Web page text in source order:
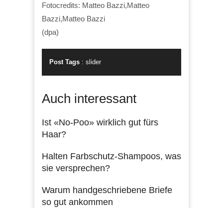
Fotocredits: Matteo Bazzi,Matteo
Bazzi,Matteo Bazzi
(dpa)
Post Tags : slider
Auch interessant
Ist «No-Poo» wirklich gut fürs
Haar?
Halten Farbschutz-Shampoos, was
sie versprechen?
Warum handgeschriebene Briefe
so gut ankommen